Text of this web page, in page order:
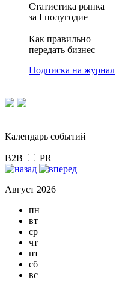
Статистика рынка
за I полугодие
Как правильно
передать бизнес
Подписка на журнал
Календарь событий
B2B PR
Август 2026
пн
вт
ср
чт
пт
сб
вс